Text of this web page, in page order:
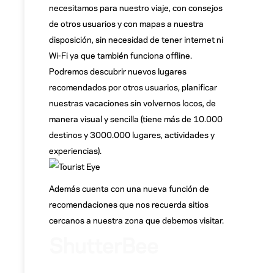
necesitamos para nuestro viaje, con consejos
de otros usuarios y con mapas a nuestra
disposición, sin necesidad de tener internet ni
Wi-Fi ya que también funciona offline.
Podremos descubrir nuevos lugares
recomendados por otros usuarios, planificar
nuestras vacaciones sin volvernos locos, de
manera visual y sencilla (tiene más de 10.000
destinos y 3000.000 lugares, actividades y
experiencias).
Además cuenta con una nueva función de
recomendaciones que nos recuerda sitios
cercanos a nuestra zona que debemos visitar.